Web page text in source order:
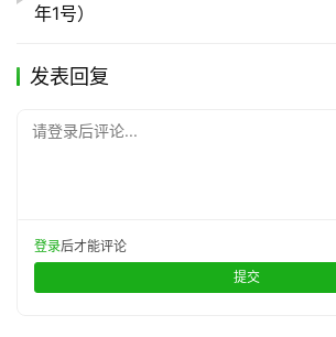
年1号）
发表回复
请登录后评论...
登录后才能评论
提交